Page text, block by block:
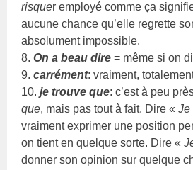
risquer employé comme ça
aucune chance qu’elle regrette
absolument impossible.
8.On a beau dire = même si on
9.carrément: vraiment,
10.je trouve que: c’est à peu
que, mais pas tout à fait. Dire «Je
vraiment exprimer une position
on tient en quelque sorte. Dire «
donner son opinion sur quelque